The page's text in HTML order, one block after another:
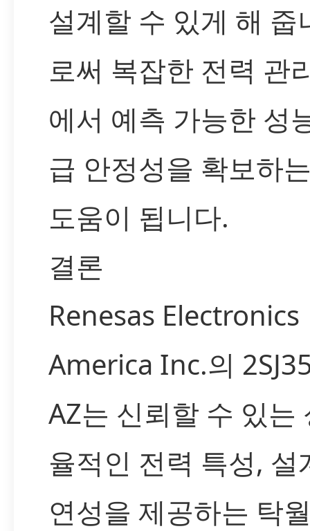
설계할 수 있게 해 줍
로써 복잡한 전력 관
에서 예측 가능한 성
급 안정성을 확보하
도움이 됩니다.
결론
Renesas Electronics
America Inc.의
AZ는 신뢰할 수 있는
율적인 전력 특성, 설
연성을 제공하는 탁